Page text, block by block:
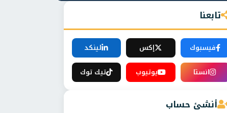
تابعنا
فيسبوك إكس
لينكد
انستا
يوتيوب تيك توك
أنشئ حساب